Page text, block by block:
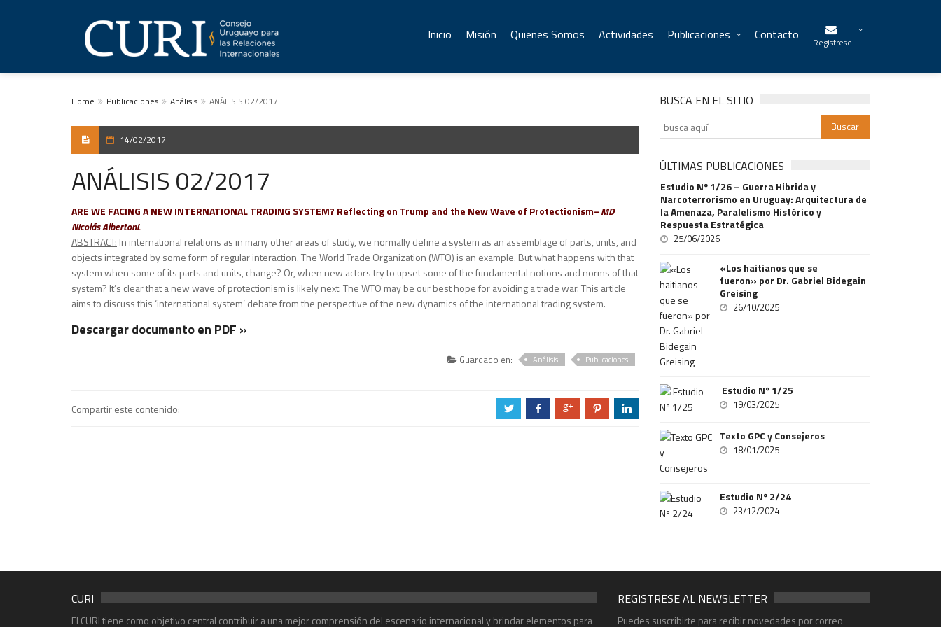
Inicio Misión Quienes Somos Actividades Publicaciones Contacto Registrese
Home Publicaciones Análisis ANÁLISIS 02/2017
14/02/2017
ANÁLISIS 02/2017
ARE WE FACING A NEW INTERNATIONAL TRADING SYSTEM? Reflecting on Trump and the New Wave of Protectionism– MD
Nicolás Albertoni.
ABSTRACT: In international relations as in many other areas of study, we normally define a system as an assemblage of parts, units, and
objects integrated by some form of regular interaction. The World Trade Organization (WTO) is an example. But what happens with that
system when some of its parts and units, change? Or, when new actors try to upset some of the fundamental notions and norms of that
system? It’s clear that a new wave of protectionism is likely next. The WTO may be our best hope for avoiding a trade war. This article
aims to discuss this ‘international system’ debate from the perspective of the new dynamics of the international trading system.
Descargar documento en PDF »
Guardado en: Análisis Publicaciones
Compartir este contenido: a b c d j
BUSCA EN EL SITIO
ÚLTIMAS PUBLICACIONES
Estudio Nº 1/26 – Guerra Hibrida y
Narcoterrorismo en Uruguay: Arquitectura de
la Amenaza, Paralelismo Histórico y
Respuesta Estratégica
25/06/2026
«Los haitianos que se
fueron» por Dr. Gabriel Bidegain
Greising
26/10/2025
Estudio Nº 1/25
19/03/2025
Texto GPC y Consejeros
18/01/2025
Estudio Nº 2/24
23/12/2024
CURI
El CURI tiene como objetivo central contribuir a una mejor comprensión del escenario internacional y brindar elementos para
REGISTRESE AL NEWSLETTER
Puedes suscribirte para recibir novedades por correo